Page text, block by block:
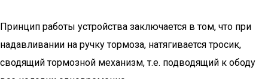
Принцип работы устройства заключается в том, что при
надавливании на ручку тормоза, натягивается тросик,
сводящий тормозной механизм, т.е. подводящий к ободу